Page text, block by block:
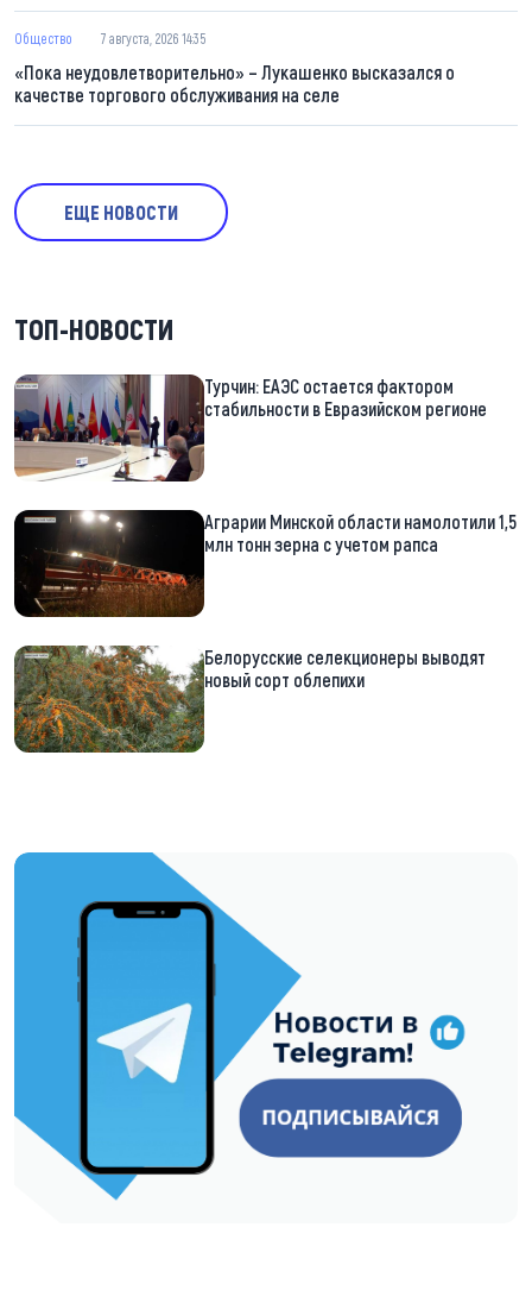
Общество 7 августа, 2026 14:35
«Пока неудовлетворительно» – Лукашенко высказался о
качестве торгового обслуживания на селе
ЕЩЕ НОВОСТИ
ТОП-НОВОСТИ
Турчин: ЕАЭС остается фактором
стабильности в Евразийском регионе
Аграрии Минской области намолотили 1,5
млн тонн зерна с учетом рапса
Белорусские селекционеры выводят
новый сорт облепихи
https://t.me/minskctvby